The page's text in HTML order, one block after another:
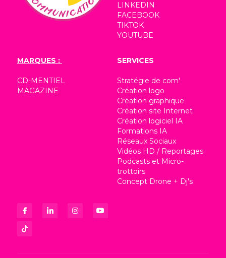
LINKEDIN
FACEBOOK
TIKTOK
YOUTUBE
MARQUES :
CD-MENTIEL
MAGAZINE
SERVICES
Stratégie de com'
Création logo
Création graphique
Création site Internet
Création logiciel IA
Formations IA
Réseaux Sociaux
Vidéos HD / Reportages
Podcasts et Micro-
trottoirs
Concept Drone + Dj's